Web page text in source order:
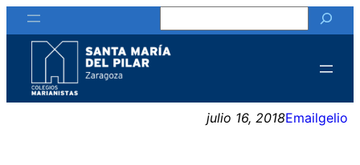
Saltar
al
contenido
julio 16, 2018Emailgelio